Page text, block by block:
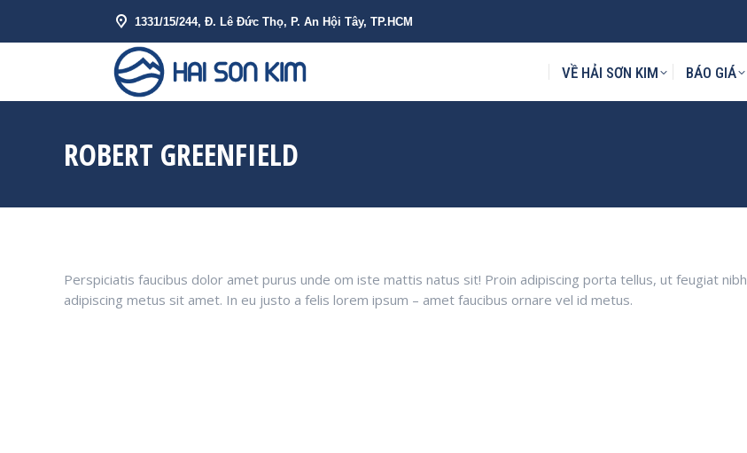
1331/15/244, Đ. Lê Đức Thọ, P. An Hội Tây, TP.HCM
VỀ HẢI SƠN KIM BÁO GIÁ
ROBERT GREENFIELD
Perspiciatis faucibus dolor amet purus unde om iste mattis natus sit! Proin adipiscing porta tellus, ut feugiat nibh
adipiscing metus sit amet. In eu justo a felis lorem ipsum – amet faucibus ornare vel id metus.
VỀ HẢI SƠN KIM